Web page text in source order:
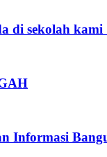
di sekolah
Informasi